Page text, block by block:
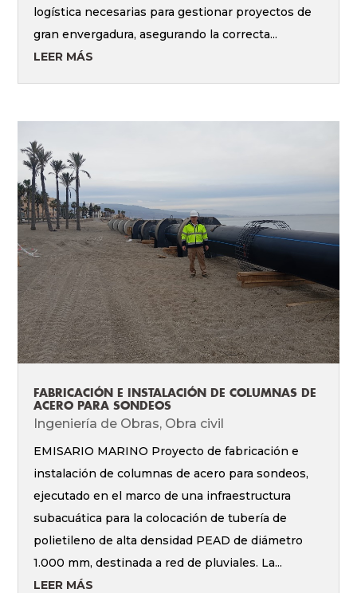
logística necesarias para gestionar proyectos de
gran envergadura, asegurando la correcta...
LEER MÁS
FABRICACIÓN E INSTALACIÓN DE COLUMNAS DE
ACERO PARA SONDEOS
Ingeniería de Obras, Obra civil
EMISARIO MARINO Proyecto de fabricación e
instalación de columnas de acero para sondeos,
ejecutado en el marco de una infraestructura
subacuática para la colocación de tubería de
polietileno de alta densidad PEAD de diámetro
1.000 mm, destinada a red de pluviales. La...
LEER MÁS